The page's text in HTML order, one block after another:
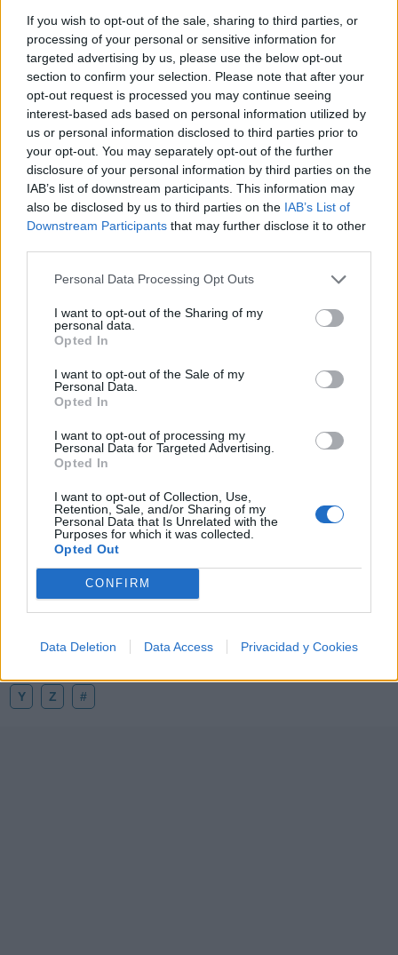
If you wish to opt-out of the sale, sharing to third parties, or
processing of your personal or sensitive information for
targeted advertising by us, please use the below opt-out
section to confirm your selection. Please note that after your
opt-out request is processed you may continue seeing
interest-based ads based on personal information utilized by
us or personal information disclosed to third parties prior to
your opt-out. You may separately opt-out of the further
disclosure of your personal information by third parties on the
IAB’s list of downstream participants. This information may
also be disclosed by us to third parties on the IAB’s List of
Downstream Participants that may further disclose it to other
Personal Data Processing Opt Outs
I want to opt-out of the Sharing of my
personal data.
Opted In
I want to opt-out of the Sale of my
Personal Data.
Opted In
I want to opt-out of processing my
Personal Data for Targeted Advertising.
Opted In
I want to opt-out of Collection, Use,
Retention, Sale, and/or Sharing of my
Personal Data that Is Unrelated with the
Purposes for which it was collected.
Opted Out
CONFIRM
Data Deletion Data Access Privacidad y Cookies
@musicapuntocom
Añadir un comentario ...
🪐🚀 Canciones para Ver las Estrellas:
Psicodelia y Space Rock 🎸✨
tus noches de astronomía. 🪐🎸 Desconecta, mira
al firmamento y siente la gravedad cero. 💾 ¡Guarda
esta colección para tu próxima noche estrellada!
✨⭐
Letras Playlists
Y Z #